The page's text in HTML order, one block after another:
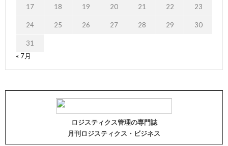
17 18 19 20 21 22 23
24 25 26 27 28 29 30
31
« 7月
ロジスティクス管理の専門誌
月刊ロジスティクス・ビジネス